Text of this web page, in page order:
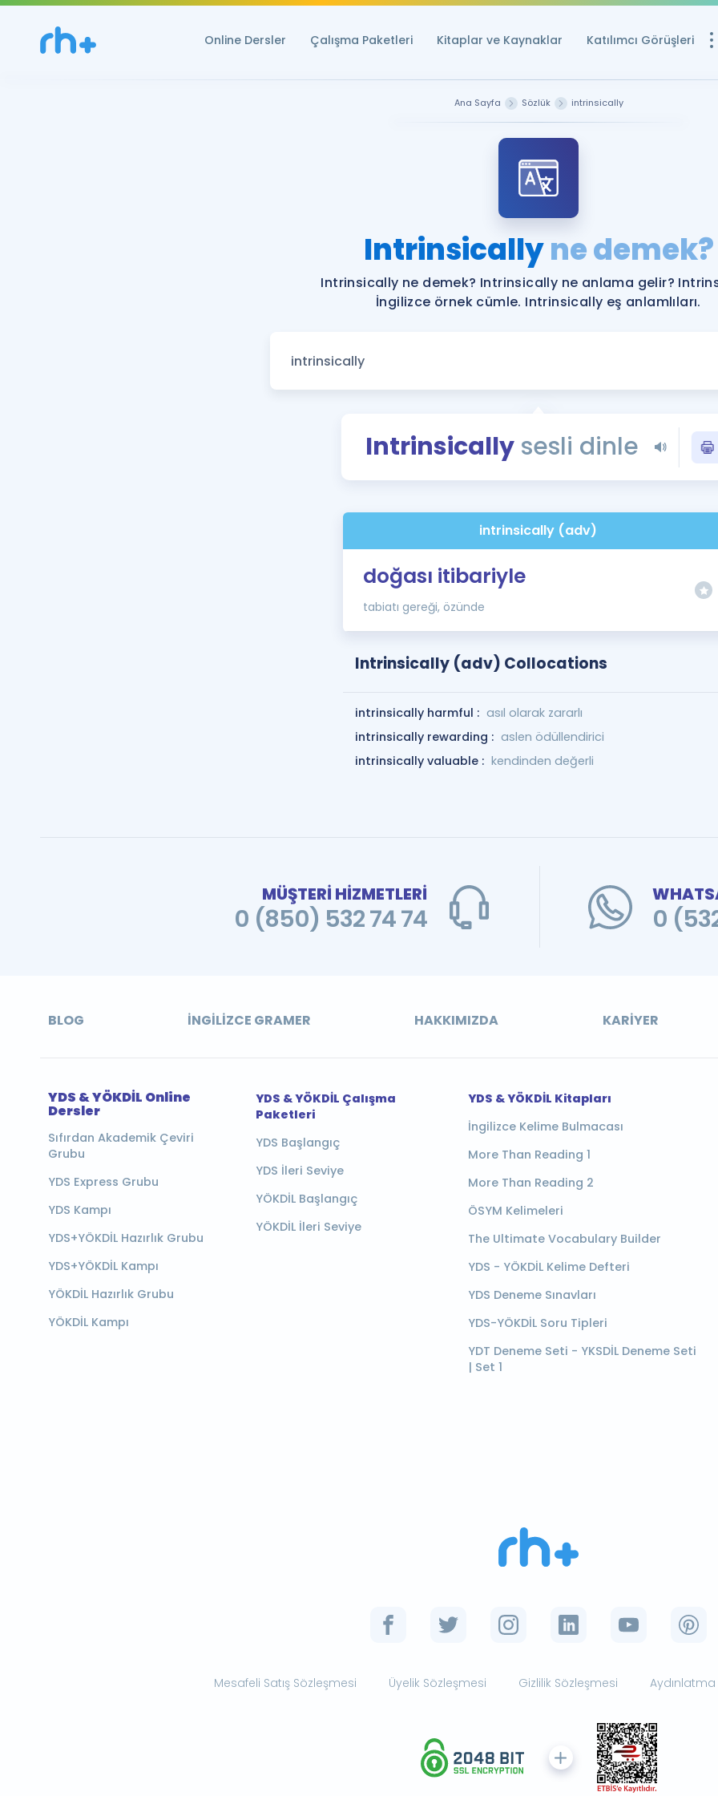
Online Dersler Çalışma Paketleri Kitaplar ve Kaynaklar Katılımcı Görüşleri
Ücretsiz
YDS ve YÖKDİL
YDS ve YÖKDİL'e
Tüm ÖSYM
Blog
YDS - YÖKDİL
İngilizce
Ana Sayfa Sözlük intrinsically
Intrinsicallyne demek?
Intrinsically ne demek? Intrinsically ne anlama gelir?
İngilizce örnek cümle. Intrinsically eş anlamlıları.
Intrinsicallysesli dinle
intrinsically (adv)
doğası itibariyle
tabiatı gereği, özünde
Intrinsically (adv) Collocations
intrinsically harmful : asıl olarak zararlı
intrinsically rewarding : aslen ödüllendirici
intrinsically valuable : kendinden değerli
MÜŞTERİ HİZMETLERİ
0 (850) 532 74 74 0
BLOG İNGILIZCE GRAMER HAKKIMIZDA KARIYER
YDS & YÖKDİL Online
Dersler
Sıfırdan Akademik Çeviri
Grubu
YDS Express Grubu
YDS Kampı
YDS+YÖKDİL Hazırlık Grubu
YDS+YÖKDİL Kampı
YÖKDİL Hazırlık Grubu
YÖKDİL Kampı
YDS & YÖKDİL Çalışma
Paketleri
YDS Başlangıç
YDS İleri Seviye
YÖKDİL Başlangıç
YÖKDİL İleri Seviye
YDS & YÖKDİL Kitapları
İngilizce Kelime Bulmacası
More Than Reading 1
More Than Reading 2
ÖSYM Kelimeleri
The Ultimate Vocabulary Builder
YDS - YÖKDİL Kelime Defteri
YDS Deneme Sınavları
YDS-YÖKDİL Soru Tipleri
YDT Deneme Seti - YKSDİL Deneme Seti
| Set 1
Mesafeli Satış Sözleşmesi Üyelik Sözleşmesi Gizlilik Sözleşmesi